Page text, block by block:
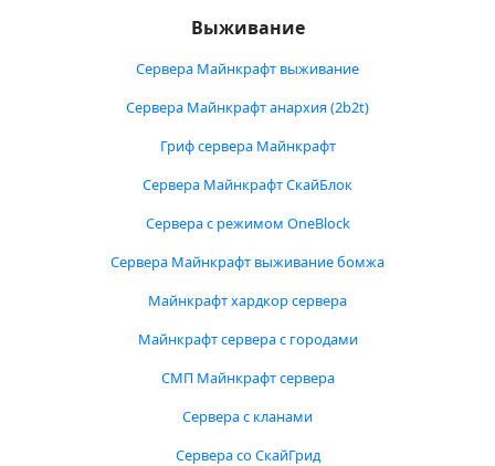
Выживание
Сервера Майнкрафт выживание
Сервера Майнкрафт анархия (2b2t)
Гриф сервера Майнкрафт
Сервера Майнкрафт СкайБлок
Сервера с режимом OneBlock
Сервера Майнкрафт выживание бомжа
Майнкрафт хардкор сервера
Майнкрафт сервера с городами
СМП Майнкрафт сервера
Сервера с кланами
Сервера со СкайГрид